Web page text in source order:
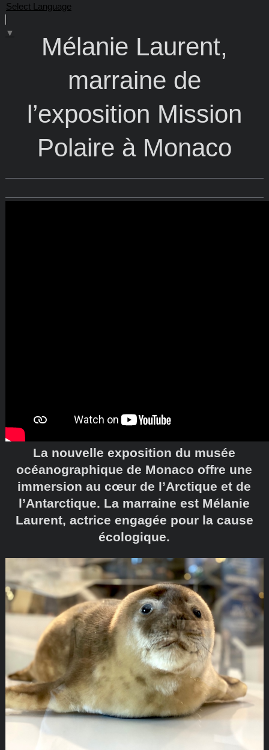
Select Language
▼
Mélanie Laurent,
marraine de
l’exposition Mission
Polaire à Monaco
La nouvelle exposition du musée
océanographique de Monaco offre une
immersion au cœur de l’Arctique et de
l’Antarctique. La marraine est Mélanie
Laurent, actrice engagée pour la cause
écologique.